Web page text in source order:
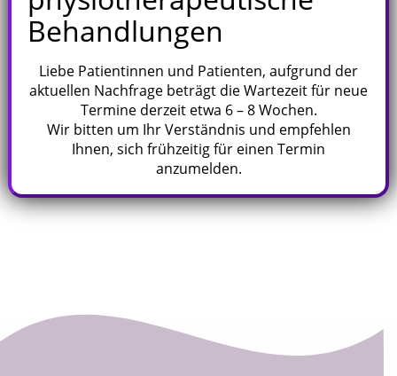
bieten wir an:
Verein- u. Spitzensportlerbetreuung
Deutscher Gehörlosensportverband
verschiedene Fußballvereine der
Umgebung
Behandlungen
Liebe Patientinnen und Patienten, aufgrund der
aktuellen Nachfrage beträgt die Wartezeit für neue
Termine derzeit etwa 6 – 8 Wochen.
Wir bitten um Ihr Verständnis und empfehlen
Ihnen, sich frühzeitig für einen Termin
anzumelden.